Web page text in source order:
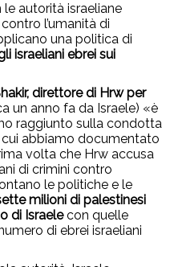
autorità israeliane
l’umanità di
una politica di
israeliani ebrei sui
direttore di Hrw per
un anno fa da Israele) «è
raggiunto sulla condotta
cui abbiamo documentato
volta che Hrw accusa
di crimini contro
le politiche e le
milioni di palestinesi
di Israelecon quelle
di ebrei israeliani